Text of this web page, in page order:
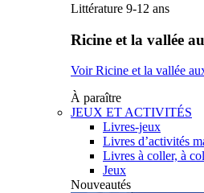
Littérature 9-12 ans
Ricine et la vallée
Voir Ricine et la vallée
À paraître
JEUX ET ACTIVITÉS
Livres-jeux
Livres d’activités
Livres à coller, à
Jeux
Nouveautés